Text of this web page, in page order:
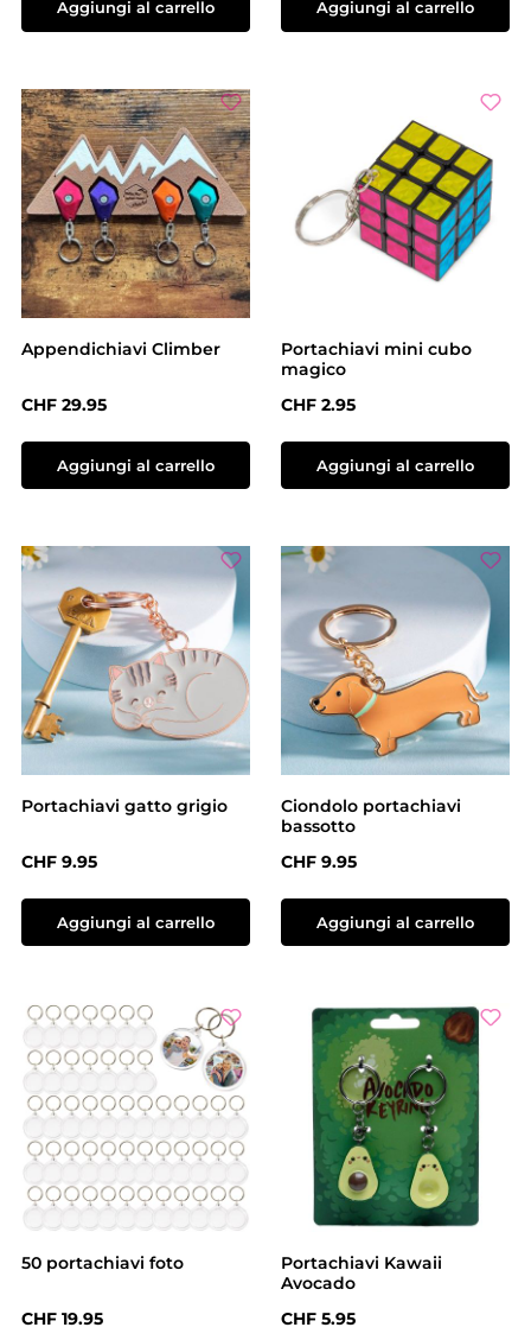
Aggiungi al carrello Aggiungi al carrello
Appendichiavi Climber
Prezzo normale:
CHF 29.95
Aggiungi al carrello
Portachiavi mini cubo
magico
Prezzo normale:
CHF 2.95
Aggiungi al carrello
Portachiavi gatto grigio
Prezzo normale:
CHF 9.95
Aggiungi al carrello
Ciondolo portachiavi
bassotto
Prezzo normale:
CHF 9.95
Aggiungi al carrello
50 portachiavi foto
Prezzo normale:
CHF 19.95
Portachiavi Kawaii
Avocado
Prezzo normale:
CHF 5.95